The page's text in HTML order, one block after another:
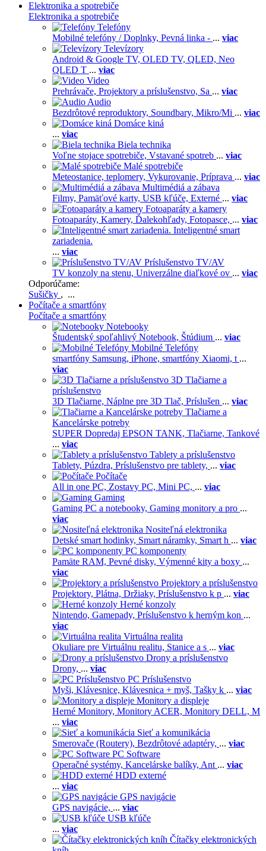
Elektronika a spotrebiče
Elektronika a spotrebiče
Telefóny
Mobilné telefóny / Doplnky, Pevná linka - ... viac
Televízory
Android & Google TV, OLED TV, QLED, Neo
QLED T ... viac
Video
Prehrávače, Projektory a príslušenstvo, Sa ... viac
Audio
Bezdrôtové reproduktory, Soundbary, Mikro/Mi ... viac
Domáce kiná
... viac
Biela technika
Voľne stojace spotrebiče, Vstavané spotreb ... viac
Malé spotrebiče
Meteostanice, teplomery, Vykurovanie, Príprava ... viac
Multimédiá a zábava
Filmy, Pamäťové karty, USB kľúče, Externé ... viac
Fotoaparáty a kamery
Fotoaparáty, Kamery, Ďalekohľady, Fotopasce, ... viac
Inteligentné smart
zariadenia.
... viac
Príslušenstvo TV/AV
TV konzoly na stenu, Univerzálne diaľkové ov ... viac
Odporúčame:
Sušičky , ...
Počítače a smartfóny
Počítače a smartfóny
Notebooky
Študentský spoľahlivý Notebook, Štúdium ... viac
Mobilné Telefóny
smartfóny Samsung, iPhone, smartfóny Xiaomi, t ...
viac
3D Tlačiarne a
príslušenstvo
3D Tlačiarne, Náplne pre 3D Tlač, Príslušen ... viac
Tlačiarne a
Kancelárske potreby
SUPER Dopredaj EPSON TANK, Tlačiarne, Tankové
... viac
Tablety a príslušenstvo
Tablety, Púzdra, Príslušenstvo pre tablety, ... viac
Počítače
All in one PC, Zostavy PC, Mini PC, ... viac
Gaming
Gaming PC a notebooky, Gaming monitory a pro ...
viac
Nositeľná elektronika
Detské smart hodinky, Smart náramky, Smart h ... viac
PC komponenty
Pamäte RAM, Pevné disky, Výmenné kity a boxy ...
viac
Projektory a príslušenstvo
Projektory, Plátna, Držiaky, Príslušenstvo k p ... viac
Herné konzoly
Nintendo, Gamepady, Príslušenstvo k herným kon ...
viac
Virtuálna realita
Okuliare pre Virtuálnu realitu, Stanice a s ... viac
Drony a príslušenstvo
Drony, ... viac
PC Príslušenstvo
Myši, Klávesnice, Klávesnica + myš, Tašky k ... viac
Monitory a displeje
Herné Monitory, Monitory ACER, Monitory DELL, M
... viac
Sieť a komunikácia
Smerovače (Routery), Bezdrôtové adaptéry, ... viac
PC Software
Operačné systémy, Kancelárske balíky, Ant ... viac
HDD externé
... viac
GPS navigácie
GPS navigácie, ... viac
USB kľúče
... viac
Čítačky elektronických